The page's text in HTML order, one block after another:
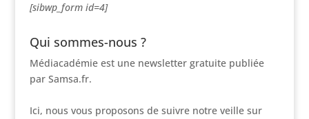
[sibwp_form id=4]
Qui sommes-nous ?
Médiacadémie est une newsletter gratuite publiée
par Samsa.fr.
Ici, nous vous proposons de suivre notre veille sur